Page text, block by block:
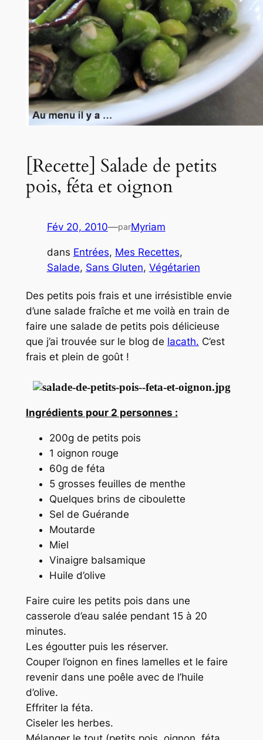
[Recette] Salade de petits
pois, féta et oignon
Fév 20, 2010—parMyriam
dans Entrées, Mes Recettes
Salade, Sans Gluten, Végétarien
Des petits pois frais et une irrésistible envie
d’une salade fraîche et me voilà en train de
faire une salade de petits pois délicieuse
que j’ai trouvée sur le blog de lacath. C’est
frais et plein de goût !
Ingrédients pour 2 personnes :
200g de petits pois
1 oignon rouge
60g de féta
5 grosses feuilles de menthe
Quelques brins de ciboulette
Sel de Guérande
Moutarde
Miel
Vinaigre balsamique
Huile d’olive
Faire cuire les petits pois dans une
casserole d’eau salée pendant 15 à 20
minutes.
Les égoutter puis les réserver.
Couper l’oignon en fines lamelles et le faire
revenir dans une poêle avec de l’huile
d’olive.
Effriter la féta.
Ciseler les herbes.